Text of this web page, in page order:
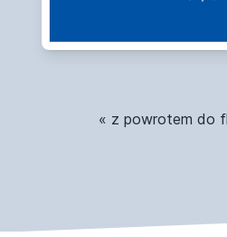
« z powrotem do